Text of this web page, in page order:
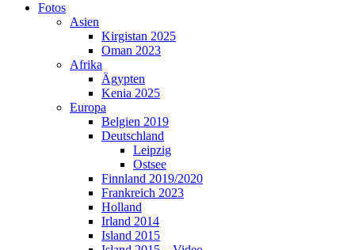
Fotos
Asien
Kirgistan 2025
Oman 2023
Afrika
Ägypten
Kenia 2025
Europa
Belgien 2019
Deutschland
Leipzig
Ostsee
Finnland 2019/2020
Frankreich 2023
Holland
Irland 2014
Island 2015